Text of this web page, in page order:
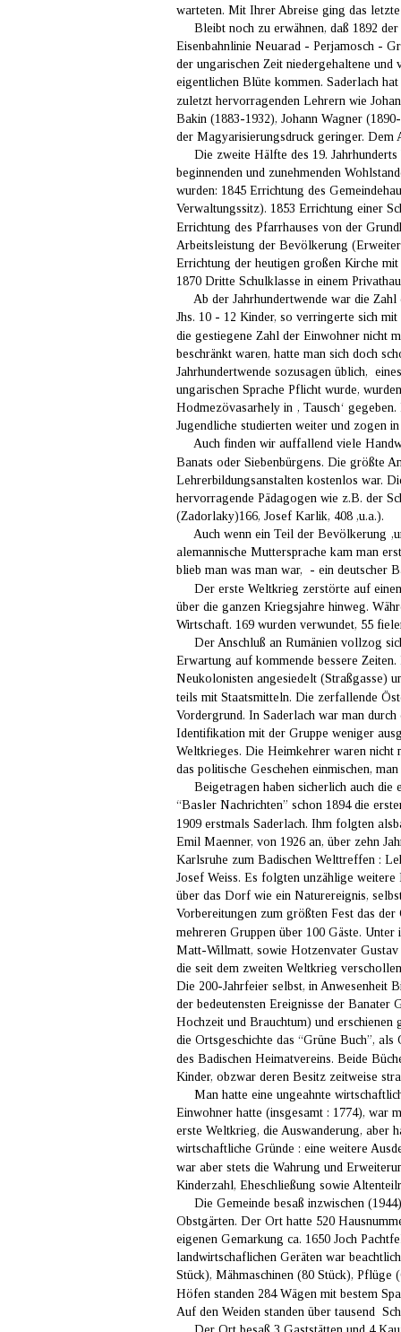
warteten. Mit Ihrer Abreise ging das
Bleibt noch zu erwähnen, daß 1892
Eisenbahnlinie Neuarad - Perjamosch -
der ungarischen Zeit niedergehaltene
eigentlichen Blüte kommen. Saderlach
zuletzt hervorragenden Lehrern wie
Bakin (1883-1932), Johann Wagner
der Magyarisierungsdruck geringer. Dem
Die zweite Hälfte des 19.
beginnenden und zunehmenden
wurden: 1845 Errichtung des
Verwaltungssitz). 1853 Errichtung einer
Errichtung des Pfarrhauses von der
Arbeitsleistung der Bevölkerung
Errichtung der heutigen großen Kirche
1870 Dritte Schulklasse in einem
Ab der Jahrhundertwende war die
Jhs. 10 - 12 Kinder, so verringerte sich
die gestiegene Zahl der Einwohner nicht
beschränkt waren, hatte man sich doch
Jahrhundertwende sozusagen üblich,
ungarischen Sprache Pflicht wurde,
Hodmezövasarhely in ‚ Tausch‘
Jugendliche studierten weiter und zogen
Auch finden wir auffallend viele
Banats oder Siebenbürgens. Die größte
Lehrerbildungsanstalten kostenlos war.
hervorragende Pädagogen wie z.B. der
(Zadorlaky)166, Josef Karlik, 408 ,u.a.).
Auch wenn ein Teil der Bevölkerung
alemannische Muttersprache kam man
blieb man was man war,  - ein deutscher
Der erste Weltkrieg zerstörte auf
über die ganzen Kriegsjahre hinweg.
Wirtschaft. 169 wurden verwundet, 55
Der Anschluß an Rumänien vollzog
Erwartung auf kommende bessere
Neukolonisten angesiedelt (Straßgasse)
teils mit Staatsmitteln. Die zerfallende
Vordergrund. In Saderlach war man
Identifikation mit der Gruppe weniger
Weltkrieges. Die Heimkehrer waren
das politische Geschehen einmischen,
Beigetragen haben sicherlich auch
“Basler Nachrichten” schon 1894 die
1909 erstmals Saderlach. Ihm folgten
Emil Maenner, von 1926 an, über zehn
Karlsruhe zum Badischen Welttreffen :
Josef Weiss. Es folgten unzählige
über das Dorf wie ein Naturereignis,
Vorbereitungen zum größten Fest das
mehreren Gruppen über 100 Gäste.
Matt-Willmatt, sowie Hotzenvater
die seit dem zweiten Weltkrieg
Die 200-Jahrfeier selbst, in Anwesenheit
der bedeutensten Ereignisse der Banater
Hochzeit und Brauchtum) und
die Ortsgeschichte das “Grüne Buch”,
des Badischen Heimatvereins. Beide
Kinder, obzwar deren Besitz zeitweise
Man hatte eine ungeahnte
Einwohner hatte (insgesamt : 1774), war
erste Weltkrieg, die Auswanderung, aber
wirtschaftliche Gründe : eine weitere
war aber stets die Wahrung und
Kinderzahl, Eheschließung sowie
Die Gemeinde besaß inzwischen
Obstgärten. Der Ort hatte 520
eigenen Gemarkung ca. 1650 Joch
landwirtschaflichen Geräten war
Stück), Mähmaschinen (80 Stück),
Höfen standen 284 Wägen mit bestem
Auf den Weiden standen über tausend